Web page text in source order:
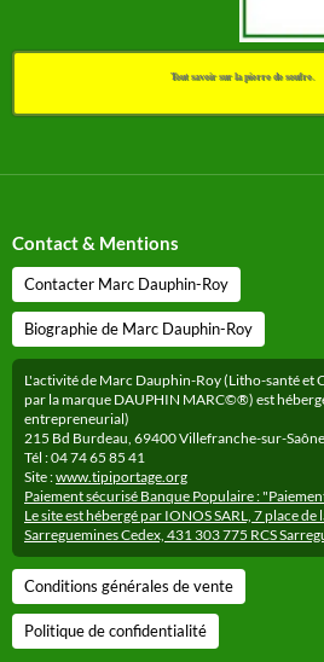
Tout savoir sur la pierre de soufre.
Contact & Mentions
Contacter Marc Dauphin-Roy
Biographie de Marc Dauphin-Roy
L'activité de Marc Dauphin-Roy (Litho-santé et
par la marque DAUPHIN MARC©®) est
entrepreneurial)
215 Bd Burdeau, 69400 Villefranche-sur-Saône
Tél : 04 74 65 85 41
Site :www.tipiportage.org
Paiement sécurisé Banque Populaire :
Le site est hébergé par IONOS SARL, 7 place
Sarreguemines Cedex, 431 303 775 RCS
Conditions générales de vente
Politique de confidentialité